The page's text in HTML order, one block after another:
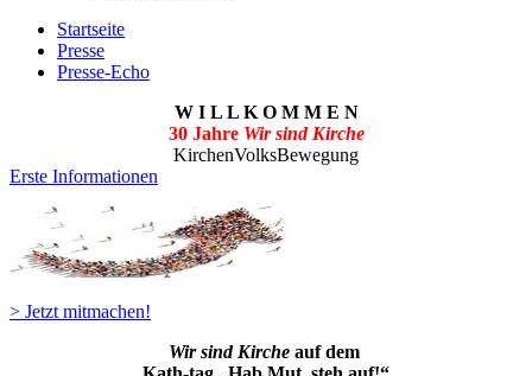
Startseite
Presse
Presse-Echo
W I L L K O M M E N
30 Jahre Wir sind Kirche
KirchenVolksBewegung
Erste Informationen
> Jetzt mitmachen!
Wir sind Kirche auf dem